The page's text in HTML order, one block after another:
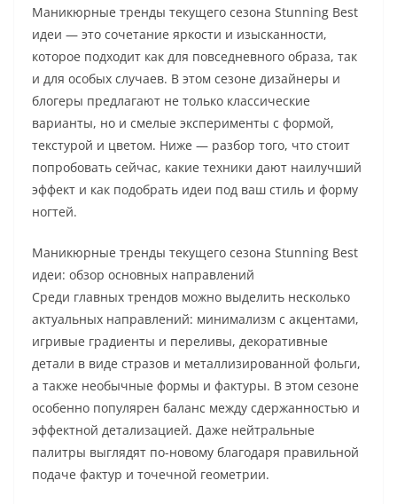
Маникюрные тренды текущего сезона Stunning Best
идеи — это сочетание яркости и изысканности,
которое подходит как для повседневного образа, так
и для особых случаев. В этом сезоне дизайнеры и
блогеры предлагают не только классические
варианты, но и смелые эксперименты с формой,
текстурой и цветом. Ниже — разбор того, что стоит
попробовать сейчас, какие техники дают наилучший
эффект и как подобрать идеи под ваш стиль и форму
ногтей.
Маникюрные тренды текущего сезона Stunning Best
идеи: обзор основных направлений
Среди главных трендов можно выделить несколько
актуальных направлений: минимализм с акцентами,
игривые градиенты и переливы, декоративные
детали в виде стразов и металлизированной фольги,
а также необычные формы и фактуры. В этом сезоне
особенно популярен баланс между сдержанностью и
эффектной детализацией. Даже нейтральные
палитры выглядят по-новому благодаря правильной
подаче фактур и точечной геометрии.